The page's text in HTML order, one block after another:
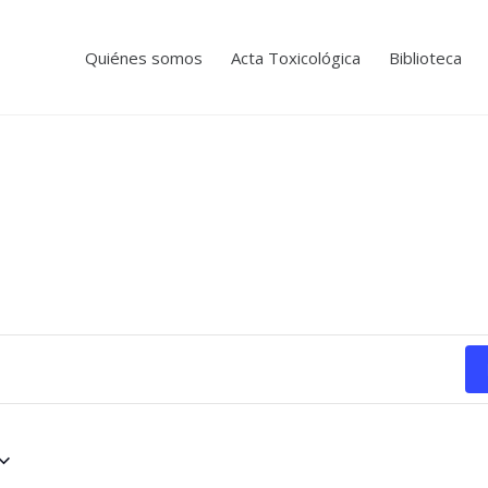
Quiénes somos Acta Toxicológica Biblioteca